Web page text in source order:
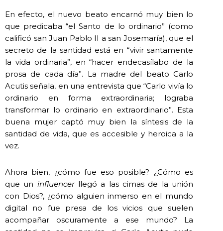
En efecto, el nuevo beato encarnó muy bien lo
que predicaba “el Santo de lo ordinario” (como
calificó san Juan Pablo II a san Josemaría), que el
secreto de la santidad está en “vivir santamente
la vida ordinaria”, en “hacer endecasílabo de la
prosa de cada día”. La madre del beato Carlo
Acutis señala, en una entrevista que “Carlo vivía lo
ordinario en forma extraordinaria; lograba
transformar lo ordinario en extraordinario”. Esta
buena mujer captó muy bien la síntesis de la
santidad de vida, que es accesible y heroica a la
vez.
Ahora bien, ¿cómo fue eso posible? ¿Cómo es
que un influencerllegó a las cimas de la unión
con Dios?, ¿cómo alguien inmerso en el mundo
digital no fue presa de los vicios que suelen
acompañar oscuramente a ese mundo? La